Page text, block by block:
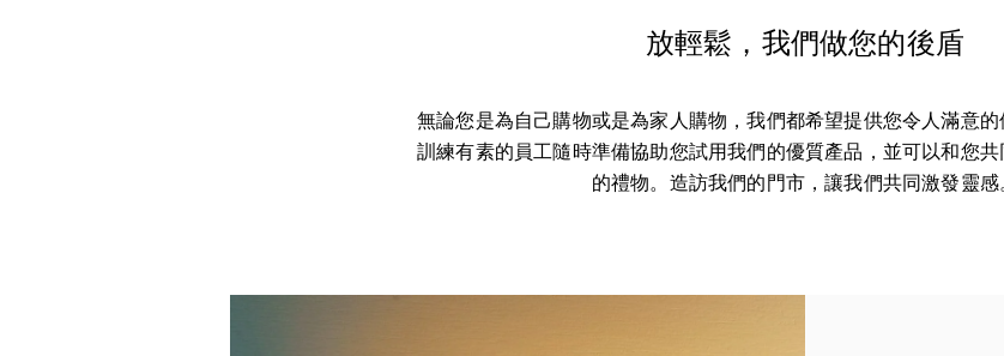
放輕鬆，我們做您的後盾
無論您是為自己購物或是為家人購物，我們都希望提供您令人滿意
訓練有素的員工隨時準備協助您試用我們的優質產品，並可以和您
的禮物。造訪我們的門市，讓我們共同激發靈感